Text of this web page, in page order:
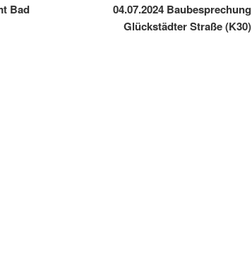
Bad
04.07.2024 Baubesprechung
Glückstädter Straße (K30)